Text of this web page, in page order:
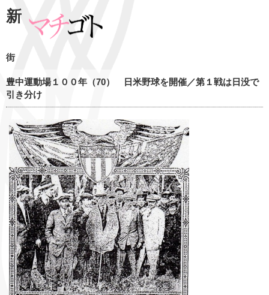
新
街
豊中運動場１００年（70） 日米野球を開催／第１戦は日没で
引き分け